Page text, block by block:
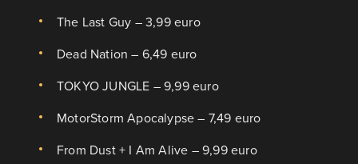
The Last Guy – 3,99 euro
Dead Nation – 6,49 euro
TOKYO JUNGLE – 9,99 euro
MotorStorm Apocalypse – 7,49 euro
From Dust + I Am Alive – 9,99 euro